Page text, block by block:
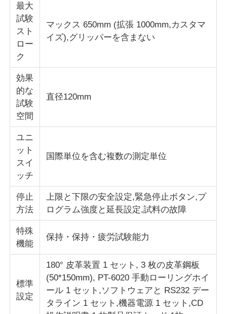
温度および湿気のコントローラー
硬度のテスター
最大
試験
スト
ロー
ク
マックス 650mm (拡張 1000mm,カスタマ
イズ),グリッパーを含まない
効果
的な
試験
空間
直径120mm
ユニ
ット
スイ
ッチ
国際単位を含む複数の測定単位
停止
方法
上限と下限の安全設定,緊急停止ボタン,プ
ログラム強度と延長設定,試料の故障
特殊
機能
保持・保持・疲労試験能力
標準
設定
180° 皮革装置 1 セット, 3 枚の皮革鋼板
(50*150mm), PT-6020 手動ローリングホイ
ール 1 セット,ソフトウェアと RS232 デー
タライン 1 セット,機器電源 1 セット,CD